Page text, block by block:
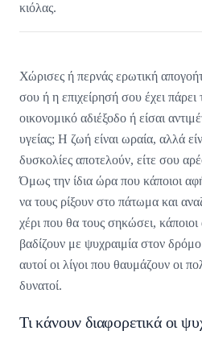
κιόλας.
Χώρισες ή περνάς ερωτική
σου ή η επιχείρησή σου έχει
οικονομικό αδιέξοδο ή είσαι
υγείας; Η ζωή είναι ωραία, αλλά
δυσκολίες αποτελούν, είτε σου
Όμως την ίδια ώρα που κάποιοι
να τους ρίξουν στο πάτωμα και
χέρι που θα τους σηκώσει, κάποιοι
βαδίζουν με ψυχραιμία στον
αυτοί οι λίγοι που θαυμάζουν οι
δυνατοί.
Τι κάνουν διαφορετικά οι